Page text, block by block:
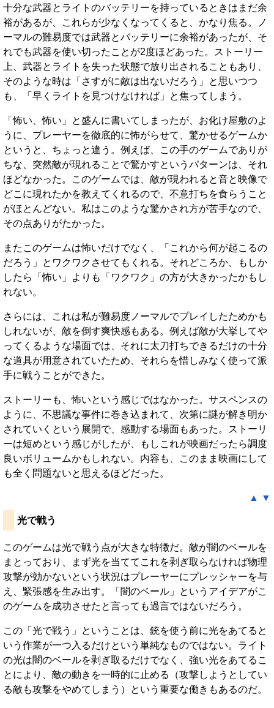
十分な武器とライトのバッテリーを持っているときはまだ余
裕があるが、これらが少なくなってくると、かなり焦る。ノ
ーマルの難易度では武器とバッテリーに余裕があったが、そ
れでも武器を使い切ったことが2度ほどあった。ストーリー
上、武器とライトを失った状態で放り出されることもあり、
そのような時は「さすがに敵は出ないだろう」と思いつつ
も、「早くライトを見つけなければ」と焦ってしまう。
「怖い、怖い」と盛んに書いてしまったが、お化け屋敷のよ
うに、プレーヤーを徹底的に怖がらせて、驚かせるゲームか
というと、ちょっと違う。例えば、この手のゲームでありが
ちな、突然敵が現れることで驚かすというパターンは、それ
ほどなかった。このゲームでは、敵が現われると音と映像で
どこに現れたかを教えてくれるので、不意打ちを食らうこと
がほとんどない。私はこのような驚かされ方が苦手なので、
その点ありがたかった。
またこのゲームは怖いだけでなく、「これから何が起こるの
だろう」とワクワクさせてもくれる。それどころか、もしか
したら「怖い」よりも「ワクワク」の方が大きかったかもし
れない。
さらには、これは私が難易度ノーマルでプレイしたためかも
しれないが、敵を倒す爽快感もある。例えば敵が大挙してや
ってくるような場面では、それに太刀打ちできるだけの十分
な道具が用意されていたため、それらを惜しみなく使って派
手に戦うことができた。
ストーリーも、怖いという感じではなかった。サスペンスの
ように、不思議な事件に巻き込まれて、次第に謎が解き明か
されていくという展開で、感動する場面もあった。ストーリ
ーは短めという感じがしたが、もしこれが映画だったら調度
良いボリュームかもしれない。内容も、このまま映画にして
も全く問題ないと思えるほどだった。
▲ ▼
光で戦う
このゲームは光で戦う点が大きな特徴だ。敵が闇のベールを
まとっており、まず光を当ててこれを剥ぎ取らなければ物理
攻撃が効かないという状況はプレーヤーにプレッシャーを与
え、緊張感を生み出す。「闇のベール」というアイデアがこ
のゲームを成功させたと言っても過言ではないだろう。
この「光で戦う」ということは、銃を使う前に光をあてると
いう作業が一つ入るだけという単純なものではない。ライト
の光は闇のベールを剥ぎ取るだけでなく、強い光をあてるこ
とにより、敵の動きを一時的に止める（攻撃しようとしてい
る敵も攻撃をやめてしまう）という重要な働きもあるのだ。